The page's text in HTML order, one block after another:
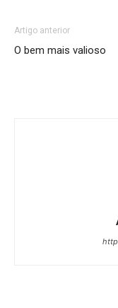
Artigo anterior
O bem mais valioso